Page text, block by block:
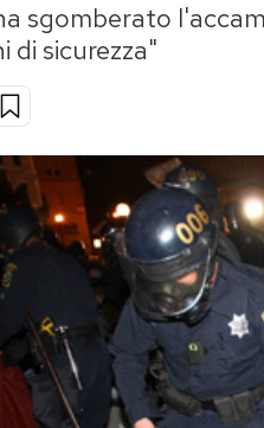
sgomberato
di sicurezza"